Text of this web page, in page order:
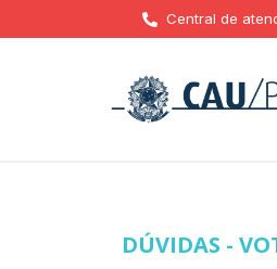
Central de
DÚVIDAS -